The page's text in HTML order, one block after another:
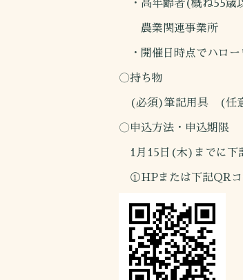
・高年齢者(概ね55歳
農業関連事業所
・開催日時点でハロー
〇持ち物
(必須)筆記用具 (任意
〇申込方法・申込期限
1月15日(木)までに下
①HPまたは下記QRコ